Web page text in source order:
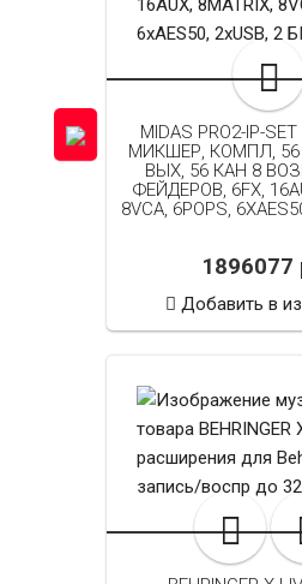
MIDAS PRO2-IP-
МИКШЕР, КОМПЛ,
ВЫХ, 56 КАН 8
ФЕЙДЕРОВ, 6FX,
8VCA, 6POPS,
1896077
Добавить в